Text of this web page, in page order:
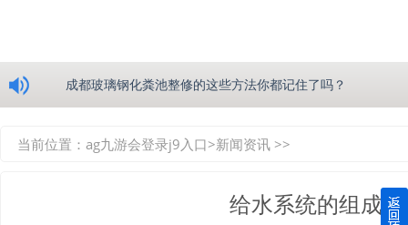
成都玻璃钢化粪池整修的这些方法你都记住了吗？
四川玻璃钢化粪池逐渐取代传统玻璃钢化粪池的这几点原因
当前位置： ag九游会登录j9入口>新闻资讯 >>
给水系统的组成